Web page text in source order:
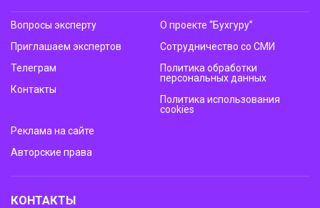
Вопросы эксперту
Приглашаем экспертов
Телеграм
Контакты
О проекте “Бухгуру”
Сотрудничество со СМИ
Политика обработки
персональных данных
Политика использования
cookies
Реклама на сайте
Авторские права
КОНТАКТЫ